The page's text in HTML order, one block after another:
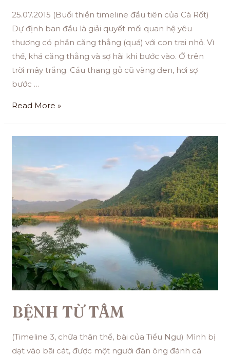
25.07.2015 (Buổi thiền timeline đầu tiên của Cà Rốt)
Dự định ban đầu là giải quyết mối quan hệ yêu
thương có phần căng thẳng (quá) với con trai nhỏ. Vì
thế, khá căng thẳng và sợ hãi khi bước vào. Ở trên
trời mây trắng. Cầu thang gỗ cũ vàng đen, hơi sợ
bước …
Read More »
BỆNH TỪ TÂM
(Timeline 3, chữa thân thể, bài của Tiểu Ngư) Mình bị
dạt vào bãi cát, được một người đàn ông đánh cá